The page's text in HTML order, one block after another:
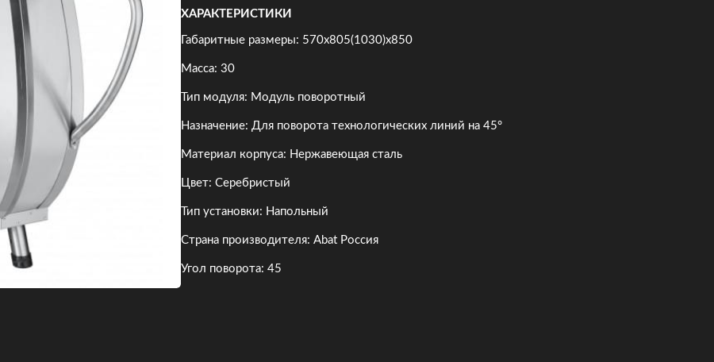
ХАРАКТЕРИСТИКИ
Габаритные размеры: 570x805(1030)x850
Масса: 30
Тип модуля: Модуль поворотный
Назначение: Для поворота технологических линий на 45°
Материал корпуса: Нержавеющая сталь
Цвет: Серебристый
Тип установки: Напольный
Страна производителя: Abat Россия
Угол поворота: 45